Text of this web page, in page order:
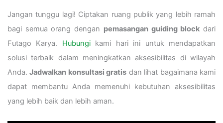
Jangan tunggu lagi! Ciptakan ruang publik yang lebih ramah
bagi semua orang dengan pemasangan guiding block dari
Futago Karya. Hubungikami hari ini untuk mendapatkan
solusi terbaik dalam meningkatkan aksesibilitas di wilayah
Anda.Jadwalkan konsultasi gratis dan lihat bagaimana kami
dapat membantu Anda memenuhi kebutuhan aksesibilitas
yang lebih baik dan lebih aman.